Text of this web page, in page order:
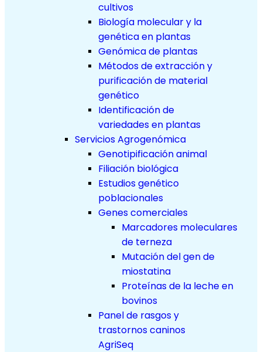
cultivos
Biología molecular y la
genética en plantas
Genómica de plantas
Métodos de extracción y
purificación de material
genético
Identificación de
variedades en plantas
Servicios Agrogenómica
Genotipificación animal
Filiación biológica
Estudios genético
poblacionales
Genes comerciales
Marcadores moleculares
de terneza
Mutación del gen de
miostatina
Proteínas de la leche en
bovinos
Panel de rasgos y
trastornos caninos
AgriSeq